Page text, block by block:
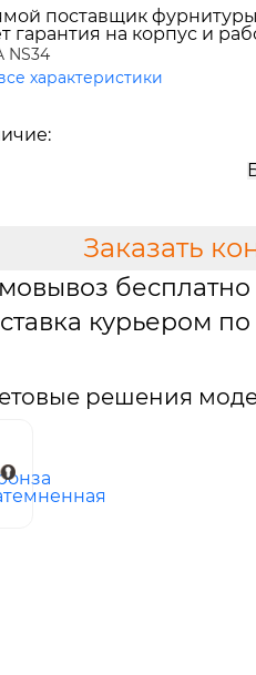
поставщик
гарантия на корпус и
NS34
характеристики
Заказать
курьером
решения